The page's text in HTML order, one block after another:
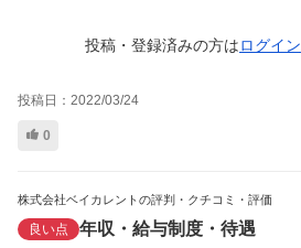
投稿・登録済みの方はログイン
投稿日： 2022/03/24
0
株式会社ベイカレントの評判・クチコミ・評価
良い点 年収・給与制度・待遇